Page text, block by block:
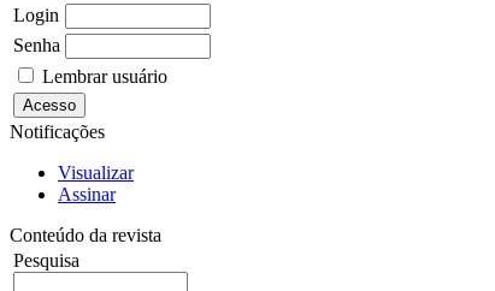
Login
Senha
Lembrar usuário
Notificações
Visualizar
Assinar
Conteúdo da revista
Pesquisa